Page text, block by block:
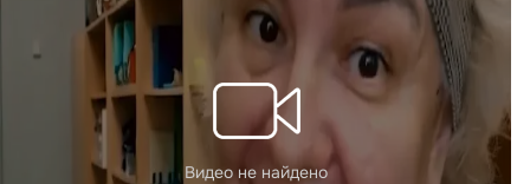
Видео не найдено